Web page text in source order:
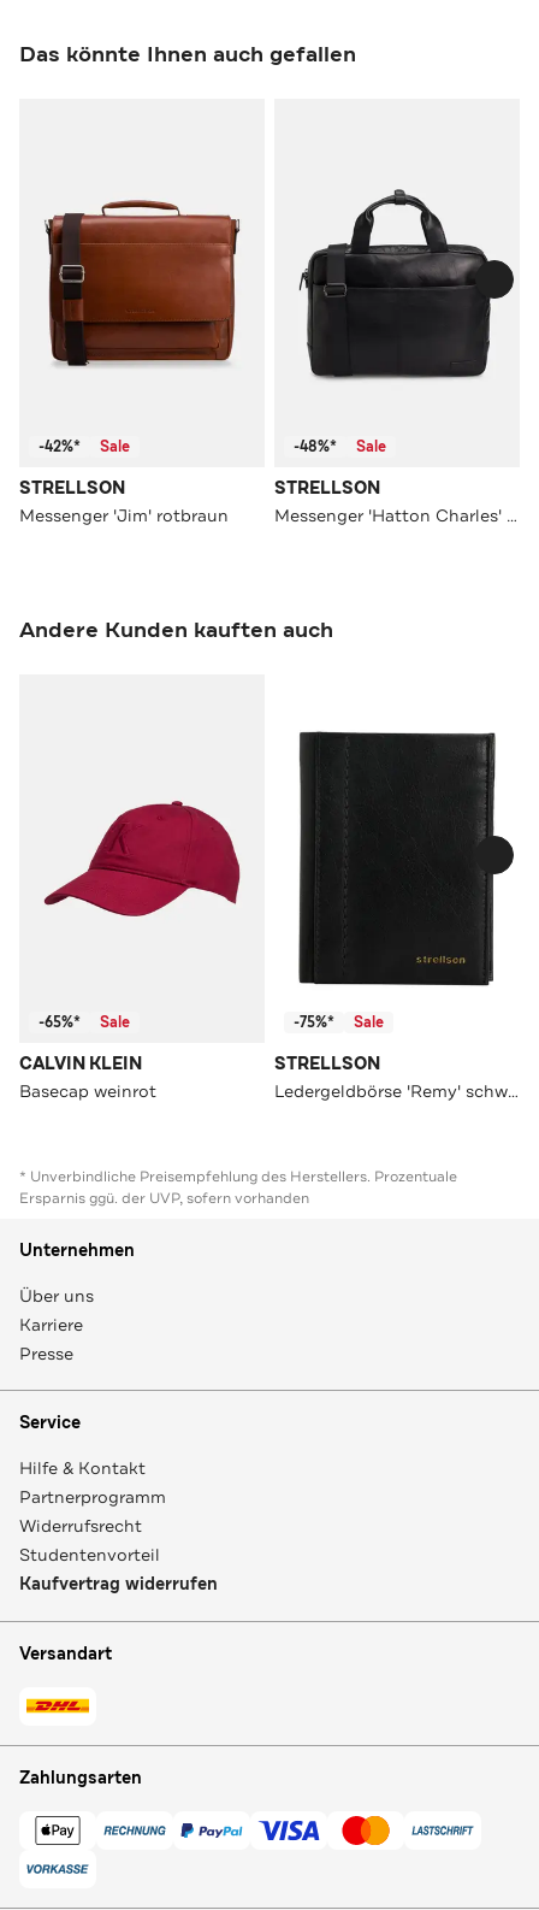
Das könnte Ihnen auch gefallen
-42%* Sale
STRELLSON
Messenger 'Jim' rotbraun
-48%* Sale
STRELLSON
Messenger 'Hatton Charles' schwarz
Andere Kunden kauften auch
-65%* Sale
CALVIN KLEIN
Basecap weinrot
-75%* Sale
STRELLSON
Ledergeldbörse 'Remy' schwarz
* Unverbindliche Preisempfehlung des Herstellers. Prozentuale
Ersparnis ggü. der UVP, sofern vorhanden
Unternehmen
Über uns
Karriere
Presse
Service
Hilfe & Kontakt
Partnerprogramm
Widerrufsrecht
Studentenvorteil
Kaufvertrag widerrufen
Versandart
Zahlungsarten